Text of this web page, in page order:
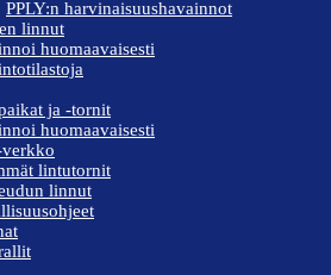
PPLY:n harvinaisuushavainnot
linnut
huomaavaisesti
ja -tornit
huomaavaisesti
verkko
lintutornit
linnut